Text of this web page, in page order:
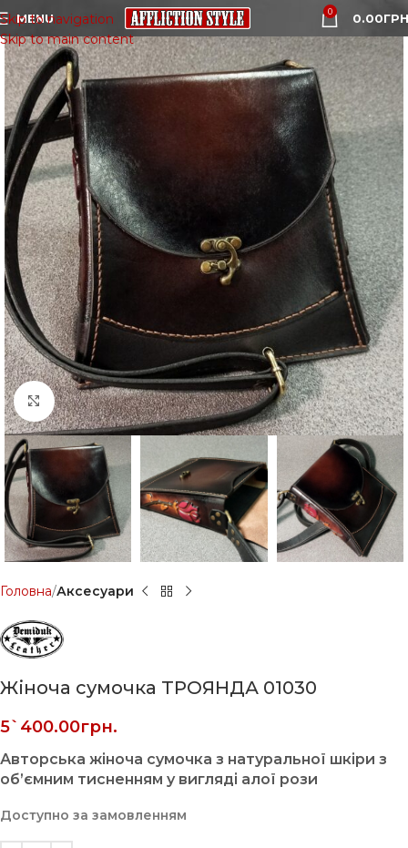
Skip to navigation
Skip to main content
MENU 0 0.00
Click to enlarge
Головна Аксесуари
Жіноча сумочка ТРОЯНДА 01030
5`400.00грн.
Авторська жіноча сумочка з натуральної шкіри з
об’ємним тисненням у вигляді алої рози
Доступно за замовленням